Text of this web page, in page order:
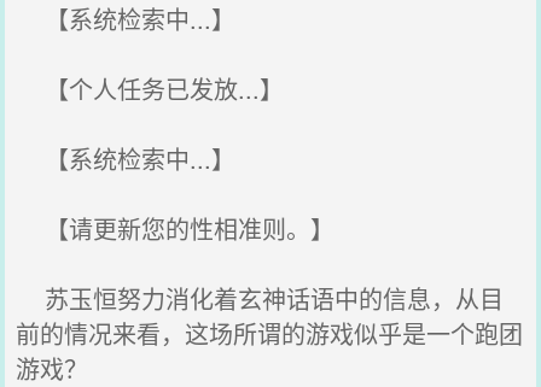
【系统检索中...】
【个人任务已发放...】
【系统检索中...】
【请更新您的性相准则。】
苏玉恒努力消化着玄神话语中的信息，从目
前的情况来看，这场所谓的游戏似乎是一个跑团
游戏？